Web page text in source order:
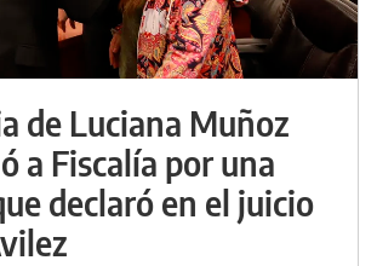
de Luciana Muñoz
a Fiscalía por una
declaró en el juicio